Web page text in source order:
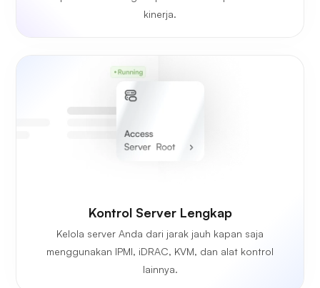
kinerja.
Kontrol Server Lengkap
Kelola server Anda dari jarak jauh kapan saja
menggunakan IPMI, iDRAC, KVM, dan alat kontrol
lainnya.